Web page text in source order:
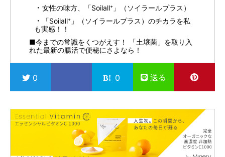
女性の味方、「Soilall⁺」（ソイラールプラス）
「Soilall⁺」（ソイラールプラス）のチカラを私
も実感！！
■今までの常識をくつがえす！ 「土壌菌」を取り入
れた最新の腸活で便秘にさよなら！
0 0 送る